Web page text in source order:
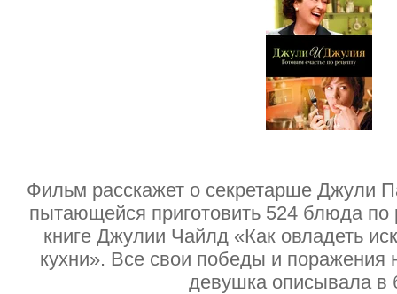
Фильм расскажет о секретарше Джули
пытающейся приготовить 524 блюда
книге Джулии Чайлд «Как овладеть
кухни». Все свои победы и поражения
девушка описывала в